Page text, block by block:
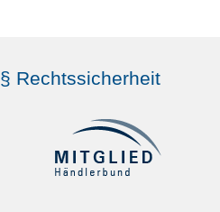
§ Rechtssicherheit